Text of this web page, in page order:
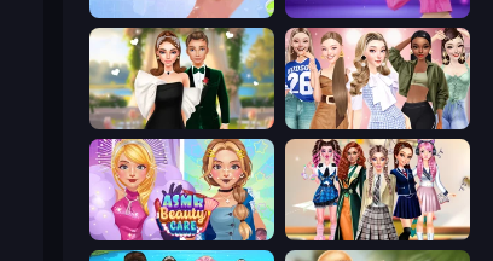
Nail Salon Fashion Famous
Valentine's Day Proposal Fashion Week 2025
ASMR Beauty Care Back To School: Uniforms Edition